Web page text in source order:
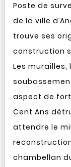
Poste de
de la ville
trouve ses
construction
Les
aspect de
Cent Ans
attendre le
chambellan